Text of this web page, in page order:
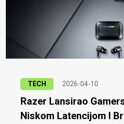
TECH 2026-04-10
Razer Lansirao
Niskom Latencijom I